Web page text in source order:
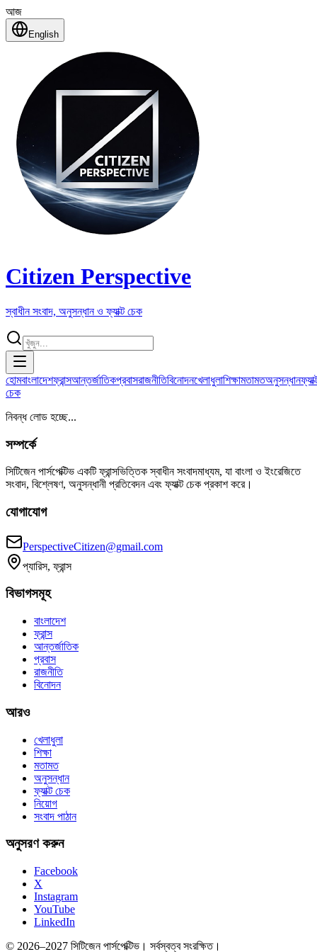
আজ
English
Citizen Perspective
স্বাধীন সংবাদ, অনুসন্ধান ও ফ্যাক্ট চেক
হোমবাংলাদেশফ্রান্সআন্তর্জাতিকপ্রবাসরাজনীতিবিনোদনখেলাধুলাশিক্ষামতামতঅনুসন্ধান
চেক
নিবন্ধ লোড হচ্ছে...
সম্পর্কে
সিটিজেন পার্সপেক্টিভ একটি ফ্রান্সভিত্তিক স্বাধীন সংবাদমাধ্যম, যা বাংলা ও ইংরেজিতে
সংবাদ, বিশ্লেষণ, অনুসন্ধানী প্রতিবেদন এবং ফ্যাক্ট চেক প্রকাশ করে।
যোগাযোগ
PerspectiveCitizen@gmail.com
প্যারিস, ফ্রান্স
বিভাগসমূহ
বাংলাদেশ
ফ্রান্স
আন্তর্জাতিক
প্রবাস
রাজনীতি
বিনোদন
আরও
খেলাধুলা
শিক্ষা
মতামত
অনুসন্ধান
ফ্যাক্ট চেক
নিয়োগ
সংবাদ পাঠান
অনুসরণ করুন
Facebook
X
Instagram
YouTube
LinkedIn
© 2026–2027 সিটিজেন পার্সপেক্টিভ। সর্বস্বত্ব সংরক্ষিত।